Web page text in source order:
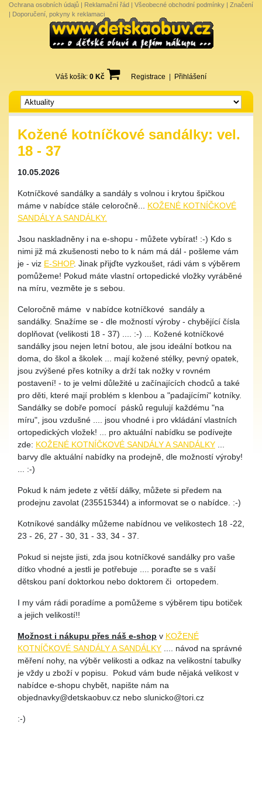
Ochrana osobních údajů | Reklamační řád | Všeobecné obchodní podmínky | Značení
| Doporučení, pokyny k reklamaci
Váš košík: 0 Kč Registrace Přihlášení
Kožené kotníčkové sandálky: vel.
18 - 37
10.05.2026
Kotníčkové sandálky a sandály s volnou i krytou špičkou
máme v nabídce stále celoročně... KOŽENÉ KOTNÍČKOVÉ
SANDÁLY A SANDÁLKY.
Jsou naskladněny i na e-shopu - můžete vybírat! :-) Kdo s
nimi již má zkušenosti nebo to k nám má dál - pošleme vám
je - viz E-SHOP. Jinak přijďte vyzkoušet, rádi vám s výběrem
pomůžeme! Pokud máte vlastní ortopedické vložky vyráběné
na míru, vezměte je s sebou.
Celoročně máme v nabídce kotníčkové sandály a
sandálky. Snažíme se - dle možností výroby - chybějící čísla
doplňovat (velikosti 18 - 37) .... :-) ... Kožené kotníčkové
sandálky jsou nejen letní botou, ale jsou ideální botkou na
doma, do škol a školek ... mají kožené stélky, pevný opatek,
jsou zvýšené přes kotníky a drží tak nožky v rovném
postavení! - to je velmi důležité u začínajících chodců a také
pro děti, které mají problém s klenbou a "padajícími" kotníky.
Sandálky se dobře pomocí pásků regulují každému "na
míru", jsou vzdušné .... jsou vhodné i pro vkládání vlastních
ortopedických vložek! ... pro aktuální nabídku se podívejte
zde: KOŽENÉ KOTNÍČKOVÉ SANDÁLY A SANDÁLKY
barvy dle aktuální nabídky na prodejně, dle možností výroby!
... :-)
Pokud k nám jedete z větší dálky, můžete si předem na
prodejnu zavolat (235515344) a informovat se o nabídce. :-)
Kotníkové sandálky můžeme nabídnou ve velikostech 18 -22,
23 - 26, 27 - 30, 31 - 33, 34 - 37.
Pokud si nejste jisti, zda jsou kotníčkové sandálky pro vaše
dítko vhodné a jestli je potřebuje .... poraďte se s vaší
dětskou paní doktorkou nebo doktorem či ortopedem.
I my vám rádi poradíme a pomůžeme s výběrem tipu botiček
a jejich velikostí!!
Možnost i nákupu přes náš e-shop v KOŽENÉ
KOTNÍČKOVÉ SANDÁLY A SANDÁLKY .... návod na správné
měření nohy, na výběr velikosti a odkaz na velikostní tabulky
je vždy u zboží v popisu. Pokud vám bude nějaká velikost v
nabídce e-shopu chybět, napište nám na
objednavky@detskaobuv.cz nebo slunicko@tori.cz
:-)